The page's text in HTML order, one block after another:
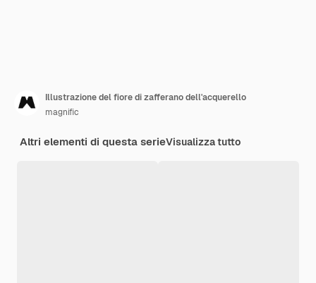
Illustrazione del fiore di zafferano dell'acquerello
magnific
Altri elementi di questa serieVisualizza tutto